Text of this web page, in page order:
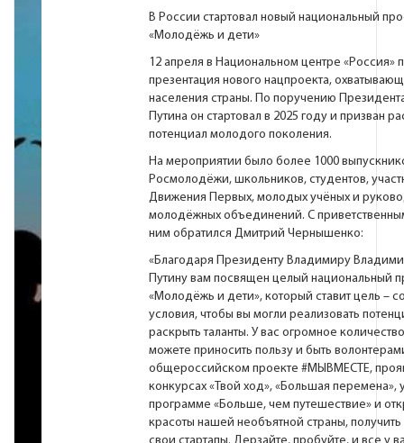
В России стартовал новый национальный
«Молодёжь и дети»
12 апреля в Национальном центре «Россия»
презентация нового нацпроекта,
населения страны. По поручению
Путина он стартовал в 2025 году и призван
потенциал молодого поколения.
На мероприятии было более 1000
Росмолодёжи, школьников, студентов,
Движения Первых, молодых учёных и
молодёжных объединений. С
ним обратился Дмитрий Чернышенко:
«Благодаря Президенту Владимиру
Путину вам посвящен целый национальный
«Молодёжь и дети», который ставит цель –
условия, чтобы вы могли реализовать
раскрыть таланты. У вас огромное
можете приносить пользу и быть
общероссийском проекте #МЫВМЕСТЕ,
конкурсах «Твой ход», «Большая перемена»,
программе «Больше, чем путешествие» и
красоты нашей необъятной страны, получить